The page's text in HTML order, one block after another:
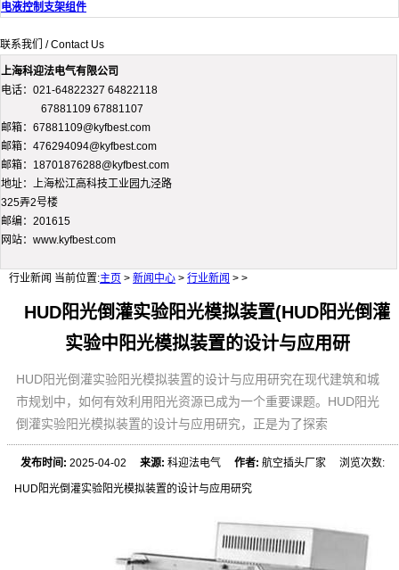
电液控制支架组件
联系我们 / Contact Us
上海科迎法电气有限公司
电话：021-64822327 64822118
67881109 67881107
邮箱：67881109@kyfbest.com
邮箱：476294094@kyfbest.com
邮箱：18701876288@kyfbest.com
地址：上海松江高科技工业园九泾路
325弄2号楼
邮编：201615
网站：www.kyfbest.com
行业新闻 当前位置:主页 > 新闻中心 > 行业新闻 > >
HUD阳光倒灌实验阳光模拟装置(HUD阳光倒灌
实验中阳光模拟装置的设计与应用研
HUD阳光倒灌实验阳光模拟装置的设计与应用研究在现代建筑和城
市规划中，如何有效利用阳光资源已成为一个重要课题。HUD阳光
倒灌实验阳光模拟装置的设计与应用研究，正是为了探索
发布时间: 2025-04-02来源: 科迎法电气作者: 航空插头厂家 浏览次数:
HUD阳光倒灌实验阳光模拟装置的设计与应用研究